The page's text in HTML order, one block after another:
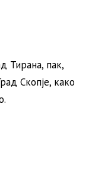
Тирана, пак,
Скопје, како